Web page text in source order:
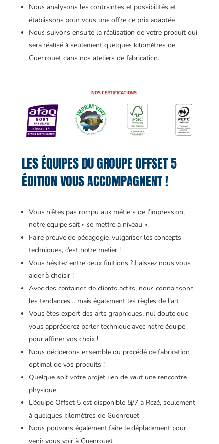
Nous analysons les contraintes et possibilités et
établissons pour vous une offre de prix adaptée.
Nous suivons ensuite la réalisation de votre produit qui
sera réalisé à seulement quelques kilomètres de
Guenrouet dans nos ateliers de fabrication.
LES ÉQUIPES DU GROUPE OFFSET 5
ÉDITION VOUS ACCOMPAGNENT !
Vous n’êtes pas rompu aux métiers de l’impression,
notre équipe sait « se mettre à niveau ».
Faire preuve de pédagogie, vulgariser les concepts
techniques, c’est notre metier !
Vous hésitez entre deux finitions ? Laissez nous vous
aider à choisir !
Avec des centaines de clients actifs, nous connaissons
les tendances… mais également les règles de l’art
Vous êtes expert des arts graphiques, nul doute que
vous apprécierez parler technique avec notre équipe
pour affiner vos choix !
Nous déciderons ensemble du procédé de fabrication
optimal de vos produits !
Quelque soit votre projet rien de vaut une rencontre
physique.
L’équipe Offset 5 est disponible 5j/7 à Rezé, seulement
à quelques kilomètres de Guenrouet
Nous pouvons également faire le déplacement pour
venir vous voir à Guenrouet